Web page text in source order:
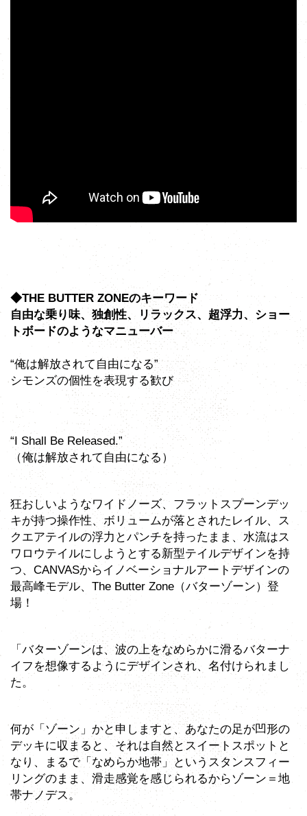
◆THE BUTTER ZONEのキーワード
自由な乗り味、独創性、リラックス、超浮力、ショー
トボードのようなマニューバー
“俺は解放されて自由になる”
シモンズの個性を表現する歓び
“I Shall Be Released.”
（俺は解放されて自由になる）
狂おしいようなワイドノーズ、フラットスプーンデッ
キが持つ操作性、ボリュームが落とされたレイル、ス
クエアテイルの浮力とパンチを持ったまま、水流はス
ワロウテイルにしようとする新型テイルデザインを持
つ、CANVASからイノベーショナルアートデザインの
最高峰モデル、The Butter Zone（バターゾーン）登
場！
「バターゾーンは、波の上をなめらかに滑るバターナ
イフを想像するようにデザインされ、名付けられまし
た。
何が「ゾーン」かと申しますと、あなたの足が凹形の
デッキに収まると、それは自然とスイートスポットと
なり、まるで「なめらか地帯」というスタンスフィー
リングのまま、滑走感覚を感じられるからゾーン＝地
帯ナノデス。